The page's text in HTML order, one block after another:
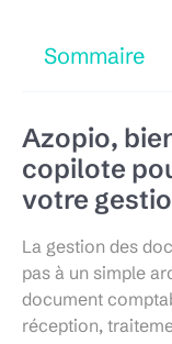
Sommaire
Azopio,
copilote
votre
La gestion des
pas à un simple
document
réception,